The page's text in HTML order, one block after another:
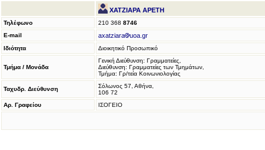
ΧΑΤΖΙΑΡΑ ΑΡΕΤΗ
Τηλέφωνο 210 368 8746
E-mail
axatziara uoa.gr
Ιδιότητα Διοικητικό Προσωπικό
Τμήμα / Μονάδα
Γενική Διεύθυνση: Γραμματείες,
Διεύθυνση: Γραμματείες των Τμημάτων,
Τμήμα: Γρ/τεία Κοινωνιολογίας
Ταχυδρ. Διεύθυνση
Σόλωνος 57, Αθήνα,
106 72
Αρ. Γραφείου
ΙΣΟΓΕΙΟ